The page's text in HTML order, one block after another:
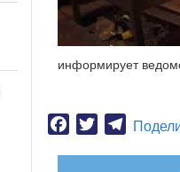
информирует
Facebook
Twitter